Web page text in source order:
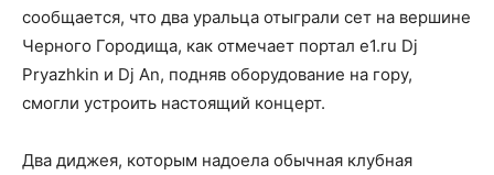
сообщается, что два уральца отыграли сет на вершине
Черного Городища, как отмечает портал e1.ru Dj
Pryazhkin и Dj An, подняв оборудование на гору,
смогли устроить настоящий концерт.
Два диджея, которым надоела обычная клубная